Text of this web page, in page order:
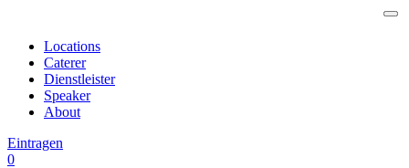
Locations
Caterer
Dienstleister
Speaker
About
Eintragen
0